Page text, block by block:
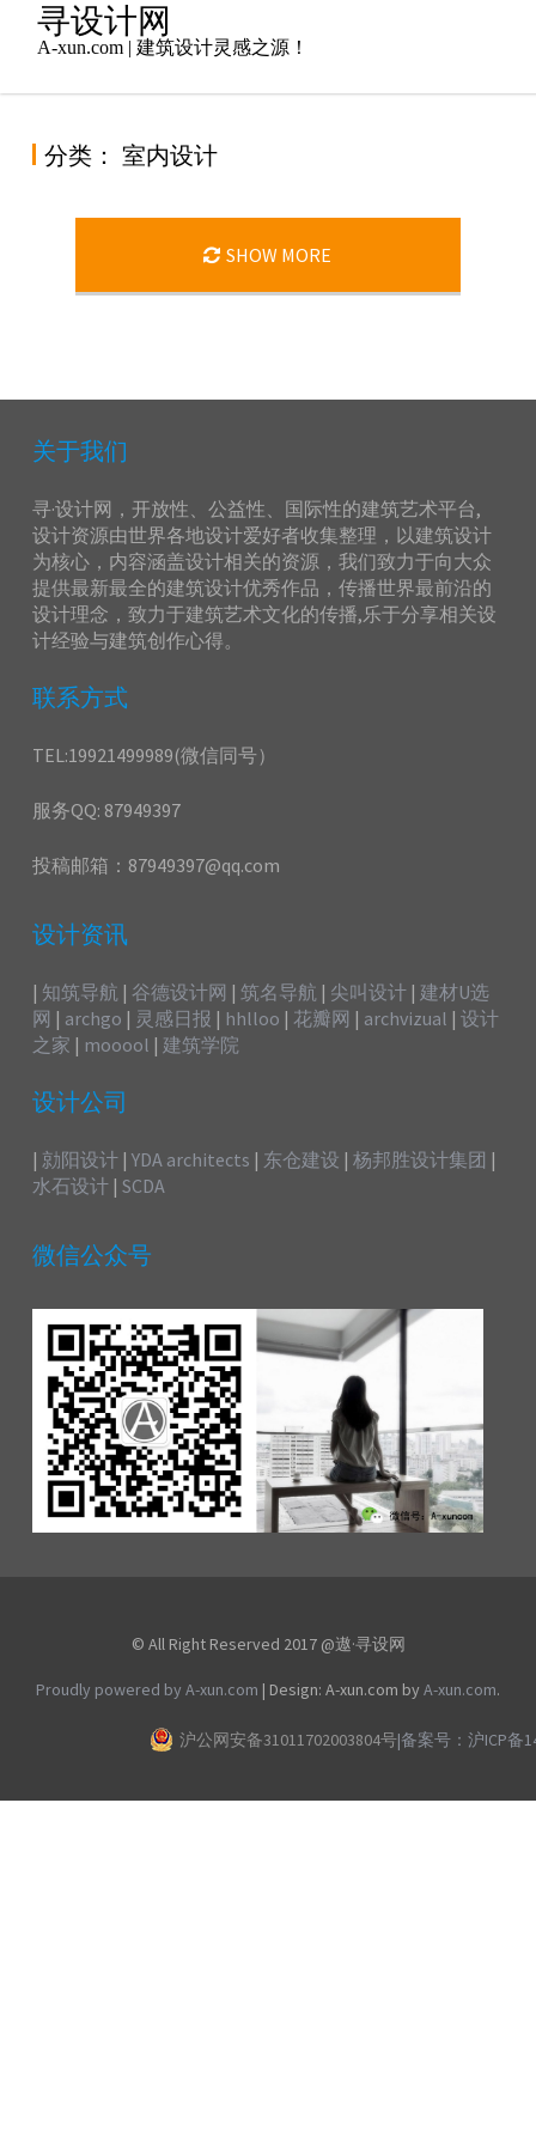
寻设计网
A-xun.com | 建筑设计灵感之源！
分类： 室内设计
SHOW MORE
关于我们
寻·设计网，开放性、公益性、国际性的建筑艺术平台,
设计资源由世界各地设计爱好者收集整理，以建筑设计
为核心，内容涵盖设计相关的资源，我们致力于向大众
提供最新最全的建筑设计优秀作品，传播世界最前沿的
设计理念，致力于建筑艺术文化的传播,乐于分享相关设
计经验与建筑创作心得。
联系方式
TEL:19921499989(微信同号）
服务QQ: 87949397
投稿邮箱：87949397@qq.com
设计资讯
| 知筑导航 | 谷德设计网 |筑名导航 | 尖叫设计 | 建材U选
网 | archgo | 灵感日报 | hhlloo | 花瓣网 | archvizual |设计
之家 | mooool | 建筑学院
设计公司
| 勍阳设计 |YDA architects | 东仓建设 |杨邦胜设计集团 |
水石设计 |SCDA
微信公众号
© All Right Reserved 2017 @遨·寻设网
Proudly powered by A-xun.com | Design: A-xun.com by A-xun.com.
沪公网安备31011702003804号|备案号：沪ICP备